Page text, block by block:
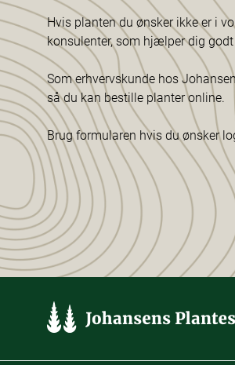
Hvis planten du ønsker ikke er i
konsulenter, som hjælper dig godt
Som erhvervskunde hos
så du kan bestille planter online.
Brug formularen hvis du ønsker